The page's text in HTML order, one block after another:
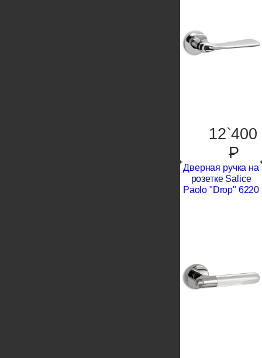
12`400
P
Дверная ручка на
розетке Salice
Paolo "Drop" 6220